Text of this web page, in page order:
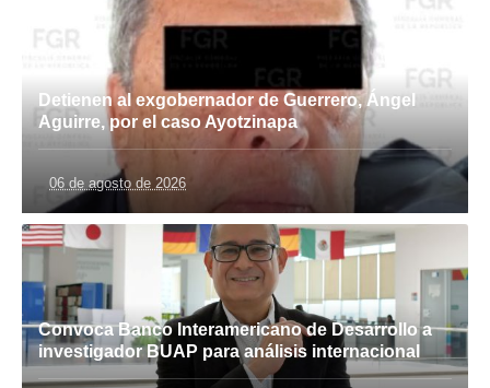
Detienen al exgobernador de Guerrero, Ángel
Aguirre, por el caso Ayotzinapa
06 de agosto de 2026
Convoca Banco Interamericano de Desarrollo a
investigador BUAP para análisis internacional